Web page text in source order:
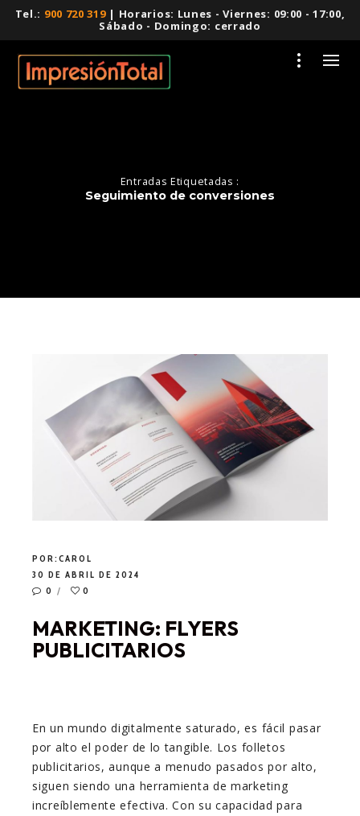
Tel.: 900 720 319| Horarios: Lunes - Viernes: 09:00 - 17:00,
Sábado - Domingo: cerrado
Entradas Etiquetadas :
Seguimiento de conversiones
POR:CAROL
30 DE ABRIL DE 2024
0
0
MARKETING: FLYERS
PUBLICITARIOS
En un mundo digitalmente saturado, es fácil pasar
por alto el poder de lo tangible. Los folletos
publicitarios, aunque a menudo pasados por alto,
siguen siendo una herramienta de marketing
increíblemente efectiva. Con su capacidad para